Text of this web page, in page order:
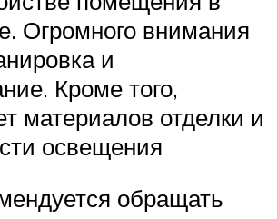
Огромного внимания
и
Кроме того,
материалов отделки и
освещения
обращать